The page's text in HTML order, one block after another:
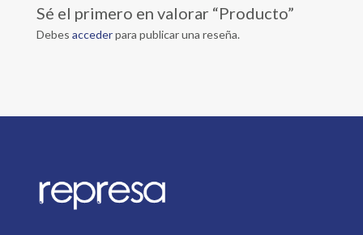
Sé el primero en valorar “Producto”
Debes accederpara publicar una reseña.